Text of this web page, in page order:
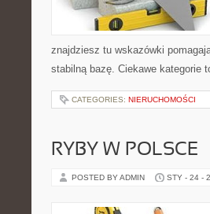
znajdziesz tu wskazówki
stabilną bazę. Ciekawe kategorie
CATEGORIES: NIERUCHOMOŚCI
RYBY W POLSCE
POSTED BY ADMIN STY - 24 -